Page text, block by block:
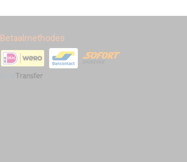
Betaalmethodes